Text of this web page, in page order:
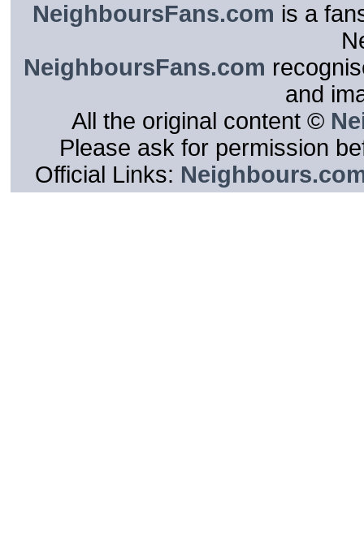
NeighboursFans.com is a
NeighboursFans.com
and
All the original content ©
Please ask for permission
Official Links: